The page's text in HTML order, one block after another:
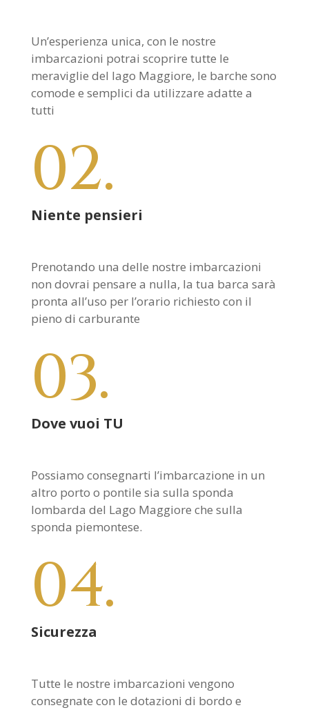
Un’esperienza unica, con le nostre
imbarcazioni potrai scoprire tutte le
meraviglie del lago Maggiore, le barche sono
comode e semplici da utilizzare adatte a
tutti
02.
Niente pensieri
Prenotando una delle nostre imbarcazioni
non dovrai pensare a nulla, la tua barca sarà
pronta all’uso per l’orario richiesto con il
pieno di carburante
03.
Dove vuoi TU
Possiamo consegnarti l’imbarcazione in un
altro porto o pontile sia sulla sponda
lombarda del Lago Maggiore che sulla
sponda piemontese.
04.
Sicurezza
Tutte le nostre imbarcazioni vengono
consegnate con le dotazioni di bordo e